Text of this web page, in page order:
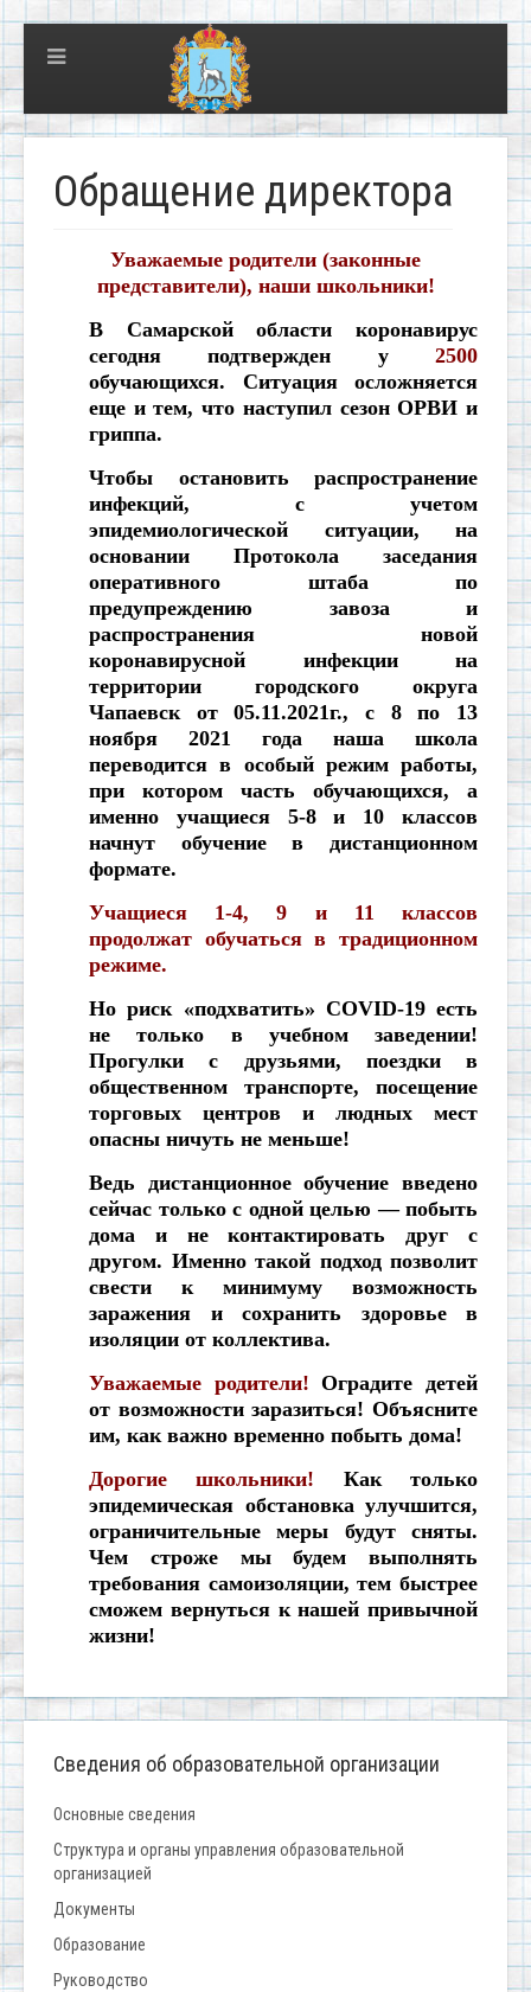
Обращение директора
Уважаемые родители (законные
представители), наши школьники!
В Самарской области коронавирус
сегодня подтвержден у 2500
обучающихся. Ситуация осложняется
еще и тем, что наступил сезон ОРВИ и
гриппа.
Чтобы остановить распространение
инфекций, с учетом
эпидемиологической ситуации, на
основании Протокола заседания
оперативного штаба по
предупреждению завоза и
распространения новой
коронавирусной инфекции на
территории городского округа
Чапаевск от 05.11.2021г., с 8 по 13
ноября 2021 года наша школа
переводится в особый режим работы,
при котором часть обучающихся, а
именно учащиеся 5-8 и 10 классов
начнут обучение в дистанционном
формате.
Учащиеся 1-4, 9 и 11 классов
продолжат обучаться в традиционном
режиме.
Но риск «подхватить» COVID-19 есть
не только в учебном заведении!
Прогулки с друзьями, поездки в
общественном транспорте, посещение
торговых центров и людных мест
опасны ничуть не меньше!
Ведь дистанционное обучение введено
сейчас только с одной целью — побыть
дома и не контактировать друг с
другом. Именно такой подход позволит
свести к минимуму возможность
заражения и сохранить здоровье в
изоляции от коллектива.
Уважаемые родители! Оградите детей
от возможности заразиться! Объясните
им, как важно временно побыть дома!
Дорогие школьники! Как только
эпидемическая обстановка улучшится,
ограничительные меры будут сняты.
Чем строже мы будем выполнять
требования самоизоляции, тем быстрее
сможем вернуться к нашей привычной
жизни!
Сведения об образовательной организации
Основные сведения
Структура и органы управления образовательной
организацией
Документы
Образование
Руководство